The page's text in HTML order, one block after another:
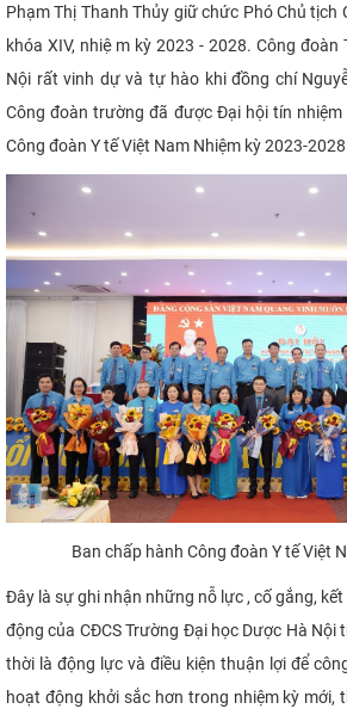
Phạm Thị Thanh Thủy giữ chức Phó Chủ tịch
khóa XIV, nhiệm kỳ 2023 - 2028. Công
Nội rất vinh dự và tự hào khi đồng chí
Công đoàn trường đã được Đại hội tín
Công đoàn Y tế Việt Nam Nhiệm kỳ 2023-
Ban chấp hành Công đoàn Y tế Việt
Đây là sự ghi nhận những nỗ lực , cố gắng,
động của CĐCS Trường Đại học Dược Hà Nội
thời là động lực và điều kiện thuận lợi để
hoạt động khởi sắc hơn trong nhiệm kỳ mới,